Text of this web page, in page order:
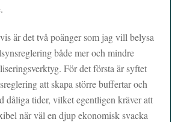
är det två poänger som jag vill belysa
både mer och mindre
För det första är syftet
att skapa större buffertar och
dåliga tider, vilket egentligen kräver att
när väl en djup ekonomisk svacka